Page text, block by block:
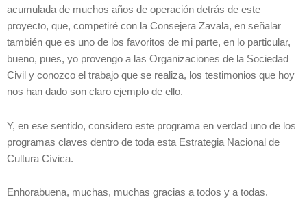
acumulada de muchos años de operación detrás de este
proyecto, que, competiré con la Consejera Zavala, en señalar
también que es uno de los favoritos de mi parte, en lo particular,
bueno, pues, yo provengo a las Organizaciones de la Sociedad
Civil y conozco el trabajo que se realiza, los testimonios que hoy
nos han dado son claro ejemplo de ello.
Y, en ese sentido, considero este programa en verdad uno de los
programas claves dentro de toda esta Estrategia Nacional de
Cultura Cívica.
Enhorabuena, muchas, muchas gracias a todos y a todas.